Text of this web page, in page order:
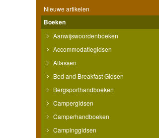
Nieuwe artikelen
Boeken
Aanwijswoordenboeken
Accommodatiegidsen
Atlassen
Bed and Breakfast Gidsen
Bergsporthandboeken
Campergidsen
Camperhandboeken
Campinggidsen